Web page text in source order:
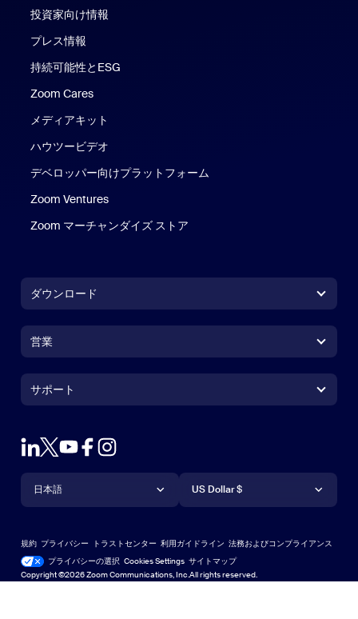
投資家向け情報
プレス情報
持続可能性とESG
Zoom Cares
メディアキット
ハウツービデオ
デベロッパー向けプラットフォーム
Zoom Ventures
Zoom マーチャンダイズ ストア
ダウンロード
Zoom RoomsアプリZoom Roomsアプリ
Zoom Roomsコントローラ
Outlookプラグイン
Androidアプリ
Androidアプリ
営業
営業担当にお問い合わせ
デモをリクエスト
ウェビナーとイベント
Zoom Experience CenterZoom Experience Center
サポート
サポート
アカウント
ヘルプセンター
ラーニングセンター
テクニカルコンテンツライブラリテクニカルコンテンツライブラ
フィードバック
言語
日本語
English
Español
通貨
US Dollar $
Copyright ©2026 Zoom Communications, Inc.All rights reserved.
規約 プライバシー トラストセンター 利用ガイドライン 法務およびコンプライアンス
プライバシーの選択 Cookies Settings サイトマップ
サイトマップ